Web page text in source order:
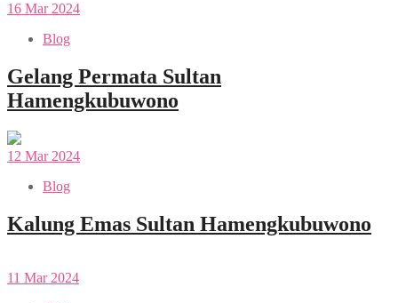
16 Mar 2024
Blog
Gelang Permata Sultan
Hamengkubuwono
12 Mar 2024
Blog
Kalung Emas Sultan Hamengkubuwono
11 Mar 2024